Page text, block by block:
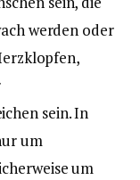
werden oder
sein. In
um
um